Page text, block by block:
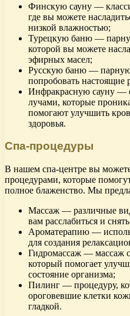
Финскую сауну —
где вы можете
низкой влажностью;
Турецкую баню —
которой вы можете
эфирных масел;
Русскую баню —
попробовать настоящие
Инфракрасную сауну —
лучами, которые
помогают улучшить
здоровья.
Спа-процедуры
В нашем спа-центре вы
процедурами, которые
полное блаженство. Мы
Массаж — различные
вам расслабиться и
Ароматерапию —
для создания
Гидромассаж — массаж
который помогает
состояние организма;
Пилинг — процедуру,
ороговевшие клетки
гладкой.